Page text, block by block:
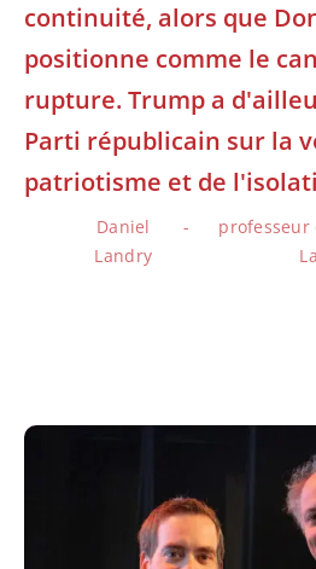
continuité, alors que
positionne comme le
rupture. Trump a
Parti républicain sur la
patriotisme et de
Daniel
Landry
professeur